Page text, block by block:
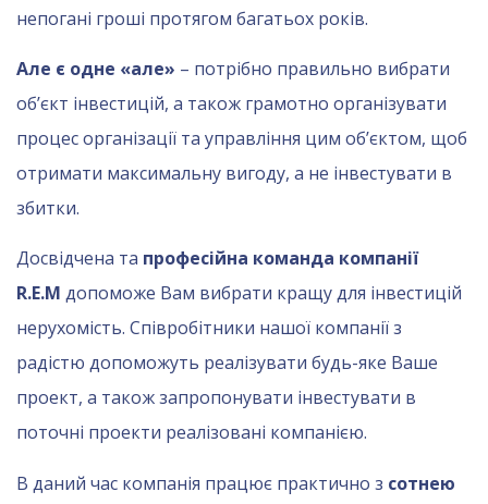
непогані гроші протягом багатьох років.
Але є одне «але» – потрібно правильно вибрати
об’єкт інвестицій, а також грамотно організувати
процес організації та управління цим об’єктом, щоб
отримати максимальну вигоду, а не інвестувати в
збитки.
Досвідчена та професійна команда компанії
R.E.M допоможе Вам вибрати кращу для інвестицій
нерухомість. Співробітники нашої компанії з
радістю допоможуть реалізувати будь-яке Ваше
проект, а також запропонувати інвестувати в
поточні проекти реалізовані компанією.
В даний час компанія працює практично з сотнею